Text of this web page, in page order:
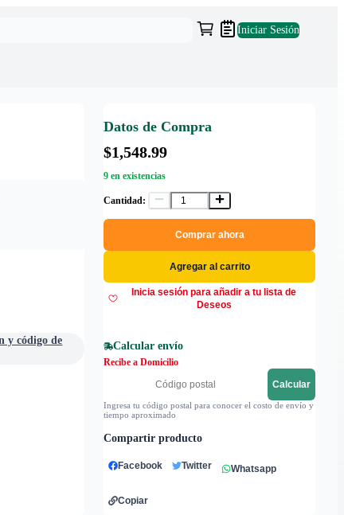
Iniciar Sesión
y código de
Datos de Compra
$1,548.99
9 en existencias
Cantidad:
Comprar ahora
Agregar al carrito
Inicia sesión para añadir a tu lista de
Deseos
Calcular envío
Recibe a Domicilio
Calcular
Ingresa tu código postal para conocer el costo de envío y
tiempo aproximado
Compartir producto
Facebook Twitter Whatsapp
Copiar